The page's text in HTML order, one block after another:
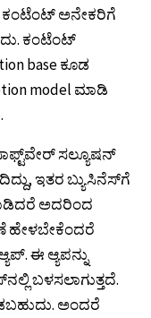
ಕಂಟೆಂಟ್ ಅನೇಕರಿಗೆ
ಕಂಟೆಂಟ್
base ಕೂಡ
model ಮಾಡಿ
ಸಲ್ಯೂಷನ್
ಇತರ ಬ್ಯುಸಿನೆಸ್‌ಗೆ
ಅದರಿಂದ
ಹೇಳಬೇಕೆಂದರೆ
ಈ ಆ್ಯಪನ್ನು
ಬಳಸಲಾಗುತ್ತದೆ.
ಅಂದರೆ